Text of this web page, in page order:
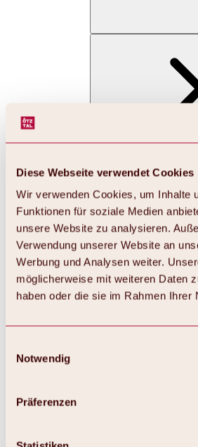
Diese Webseite verwendet Cookies
Wir verwenden Cookies, um Inhalte
Funktionen für soziale Medien
unsere Website zu analysieren.
Verwendung unserer Website an
Werbung und Analysen weiter.
möglicherweise mit weiteren Daten
haben oder die sie im Rahmen
Notwendig
Präferenzen